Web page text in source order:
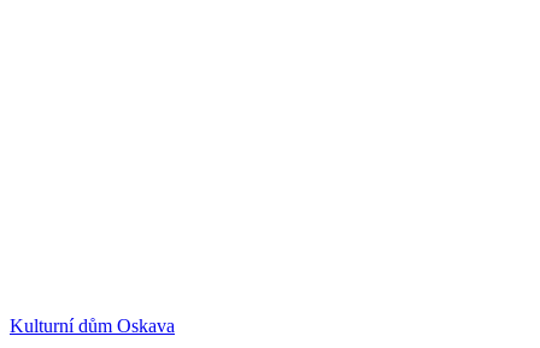
Kulturní dům Oskava